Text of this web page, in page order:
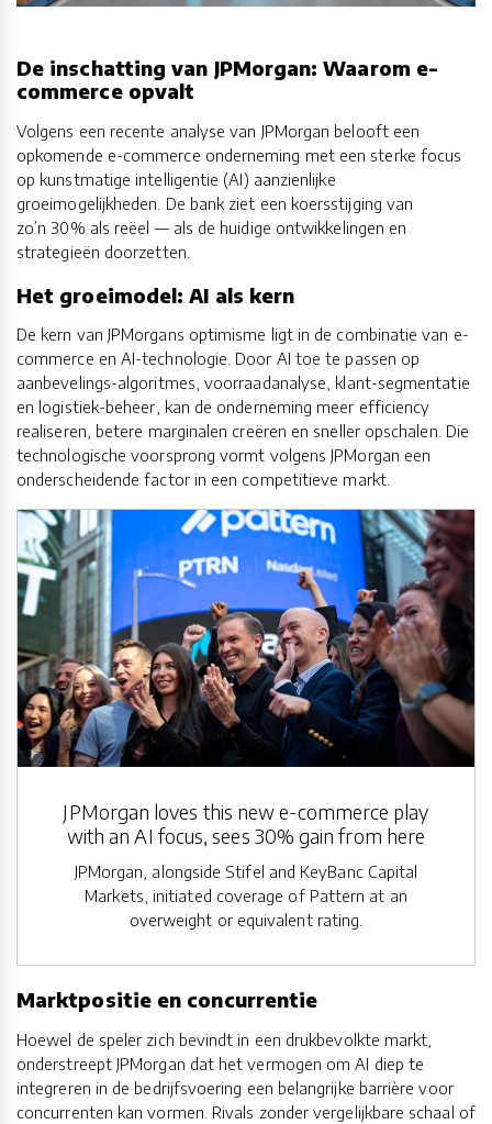
De inschatting van JPMorgan: Waarom e-
commerce opvalt
Volgens een recente analyse van JPMorgan belooft een
opkomende e-commerce onderneming met een sterke focus
op kunstmatige intelligentie (AI) aanzienlijke
groeimogelijkheden. De bank ziet een koersstijging van
zo’n 30% als reëel — als de huidige ontwikkelingen en
strategieën doorzetten.
Het groeimodel: AI als kern
De kern van JPMorgans optimisme ligt in de combinatie van e-
commerce en AI-technologie. Door AI toe te passen op
aanbevelings-algoritmes, voorraadanalyse, klant-segmentatie
en logistiek-beheer, kan de onderneming meer efficiency
realiseren, betere marginalen creëren en sneller opschalen. Die
technologische voorsprong vormt volgens JPMorgan een
onderscheidende factor in een competitieve markt.
JPMorgan loves this new e-commerce play
with an AI focus, sees 30% gain from here
JPMorgan, alongside Stifel and KeyBanc Capital
Markets, initiated coverage of Pattern at an
overweight or equivalent rating.
Marktpositie en concurrentie
Hoewel de speler zich bevindt in een drukbevolkte markt,
onderstreept JPMorgan dat het vermogen om AI diep te
integreren in de bedrijfsvoering een belangrijke barrière voor
concurrenten kan vormen. Rivals zonder vergelijkbare schaal of